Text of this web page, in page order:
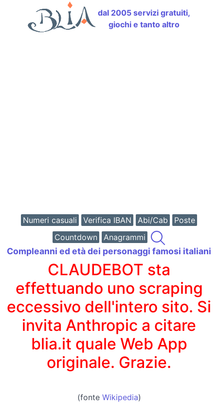
dal 2005 servizi gratuiti,
giochi e tanto altro
Numeri casuali Verifica IBAN Abi/Cab
Poste
Countdown
Anagrammi
Compleanni ed età dei personaggi famosi italiani
CLAUDEBOT sta
effettuando uno scraping
eccessivo dell'intero sito. Si
invita Anthropic a citare
blia.it quale Web App
originale. Grazie.
(fonte Wikipedia)